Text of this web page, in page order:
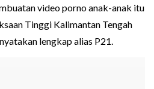
video porno anak-anak itu
Tinggi Kalimantan Tengah
lengkap alias P21.